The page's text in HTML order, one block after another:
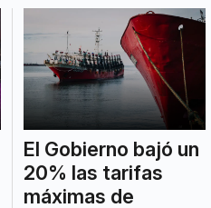
El Gobierno bajó un
20% las tarifas
máximas de